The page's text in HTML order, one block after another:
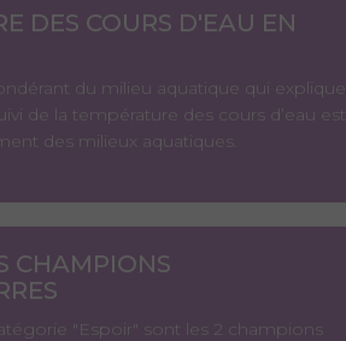
DES COURS D'EAU EN
du milieu aquatique qui explique
de la température des cours d’eau est
des milieux aquatiques.
CHAMPIONS
"Espoir" sont les 2 champions